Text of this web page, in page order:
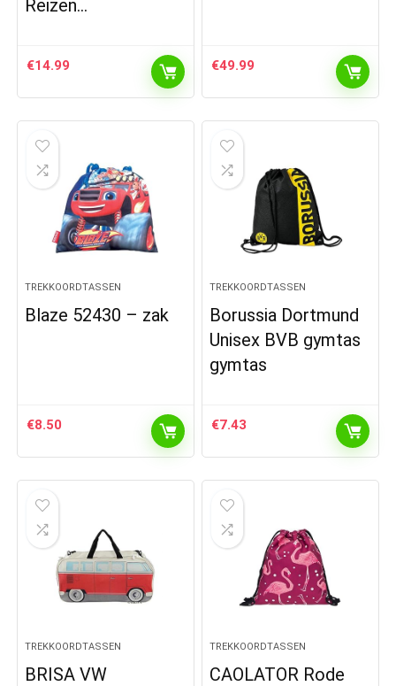
Reizen…
€14.99 €49.99
TREKKOORDTASSEN
Blaze 52430 – zak
€8.50
TREKKOORDTASSEN
Borussia Dortmund
Unisex BVB gymtas
gymtas
€7.43
TREKKOORDTASSEN
BRISA VW
TREKKOORDTASSEN
CAOLATOR Rode